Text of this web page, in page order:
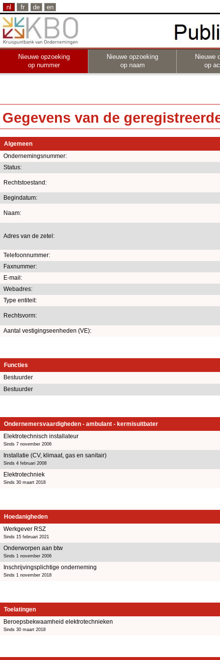
nl fr de en
Nieuwe opzoeking
op nummer
Nieuwe opzoeking
op naam
Nieuwe
op
Gegevens van de
Algemeen
Ondernemingsnummer:
Status:
Rechtstoestand:
Begindatum:
Naam:
Adres van de zetel:
Telefoonnummer:
Faxnummer:
E-mail:
Webadres:
Type entiteit:
Rechtsvorm:
Aantal vestigingseenheden (VE):
Functies
Bestuurder
Bestuurder
Ondernemersvaardigheden - ambulant - kermisuitbater
Elektrotechnisch installateur
Sinds 7 november 2006
Installatie (CV, klimaat, gas en sanitair)
Sinds 4 februari 2008
Elektrotechniek
Sinds 30 maart 2018
Hoedanigheden
Werkgever RSZ
Sinds 15 februari 2021
Onderworpen aan btw
Sinds 1 november 2006
Inschrijvingsplichtige onderneming
Sinds 1 november 2018
Toelatingen
Beroepsbekwaamheid elektrotechnieken
Sinds 30 maart 2018